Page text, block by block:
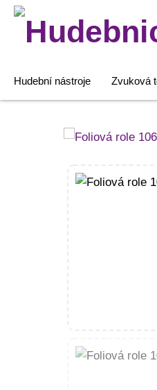
Hledat:
Hudební nástroje Zvuková
Foliová
106,